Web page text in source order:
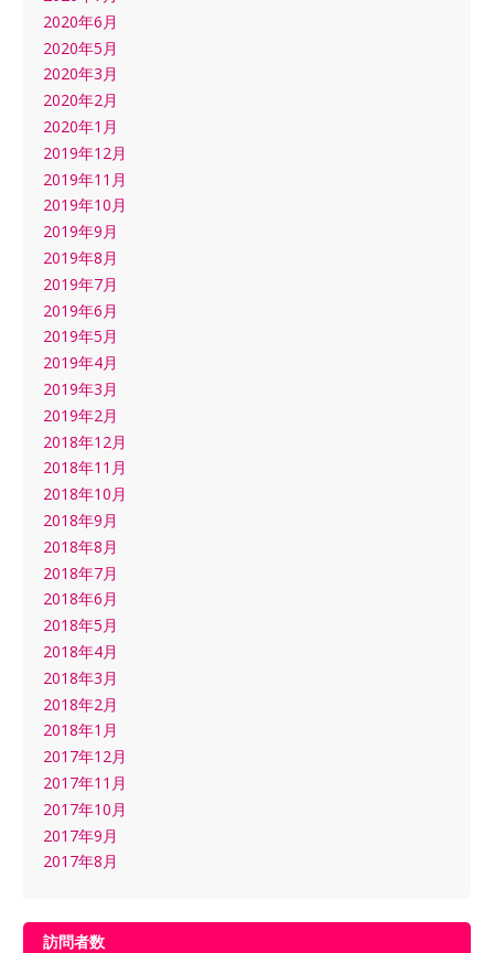
2020年6月
2020年5月
2020年3月
2020年2月
2020年1月
2019年12月
2019年11月
2019年10月
2019年9月
2019年8月
2019年7月
2019年6月
2019年5月
2019年4月
2019年3月
2019年2月
2018年12月
2018年11月
2018年10月
2018年9月
2018年8月
2018年7月
2018年6月
2018年5月
2018年4月
2018年3月
2018年2月
2018年1月
2017年12月
2017年11月
2017年10月
2017年9月
2017年8月
訪問者数